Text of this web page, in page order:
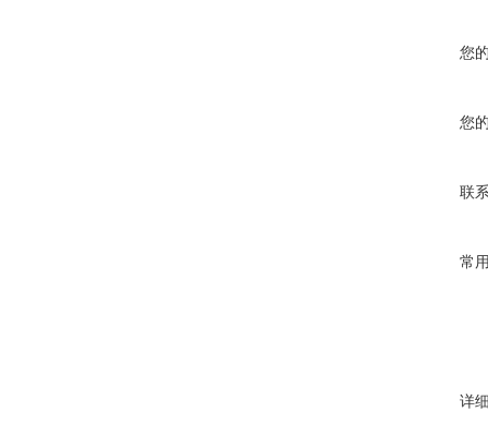
您
您
联
常
详